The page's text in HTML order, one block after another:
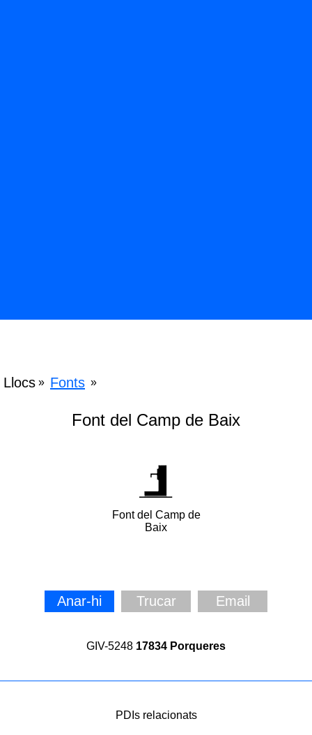
Llocs » Fonts »
Font del Camp de Baix
Font del Camp de
Baix
Anar-hi Trucar Email
GIV-5248 17834 Porqueres
PDIs relacionats